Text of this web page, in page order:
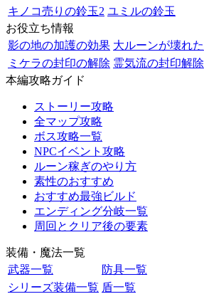
キノコ売りの鈴玉2 ユミルの鈴玉
お役立ち情報
影の地の加護の効果 大ルーンが壊れた
ミケラの封印の解除 霊気流の封印解除
本編攻略ガイド
ストーリー攻略
全マップ攻略
ボス攻略一覧
NPCイベント攻略
ルーン稼ぎのやり方
素性のおすすめ
おすすめ最強ビルド
エンディング分岐一覧
周回とクリア後の要素
装備・魔法一覧
武器一覧
防具一覧
シリーズ装備一覧 盾一覧